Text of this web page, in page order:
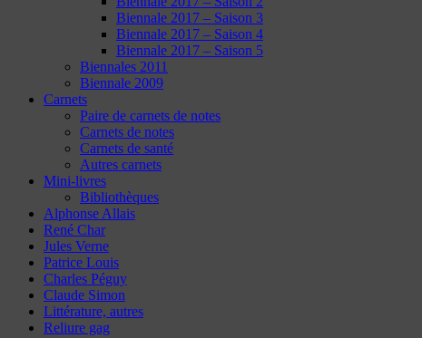
Biennale 2017 – Saison 3
Biennale 2017 – Saison 4
Biennale 2017 – Saison 5
Biennales 2011
Biennale 2009
Carnets
Paire de carnets de notes
Carnets de notes
Carnets de santé
Autres carnets
Mini-livres
Bibliothèques
Alphonse Allais
René Char
Jules Verne
Patrice Louis
Charles Péguy
Claude Simon
Littérature, autres
Reliure gag